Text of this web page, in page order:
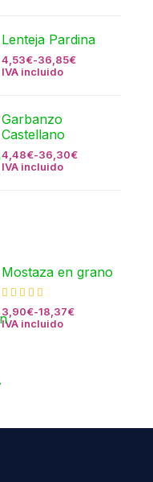
Lenteja Pardina
4,53€-36,85€
IVA incluido
Garbanzo
Castellano
4,48€-36,30€
IVA incluido
Mostaza en grano
3,90€-18,37€
IVA incluido